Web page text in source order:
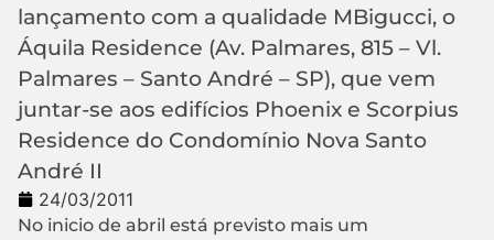
lançamento com a qualidade MBigucci, o
Áquila Residence (Av. Palmares, 815 – Vl.
Palmares – Santo André – SP), que vem
juntar-se aos edifícios Phoenix e Scorpius
Residence do Condomínio Nova Santo
André II
24/03/2011
No inicio de abril está previsto mais um